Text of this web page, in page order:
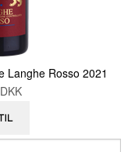
Langhe Rosso 2021